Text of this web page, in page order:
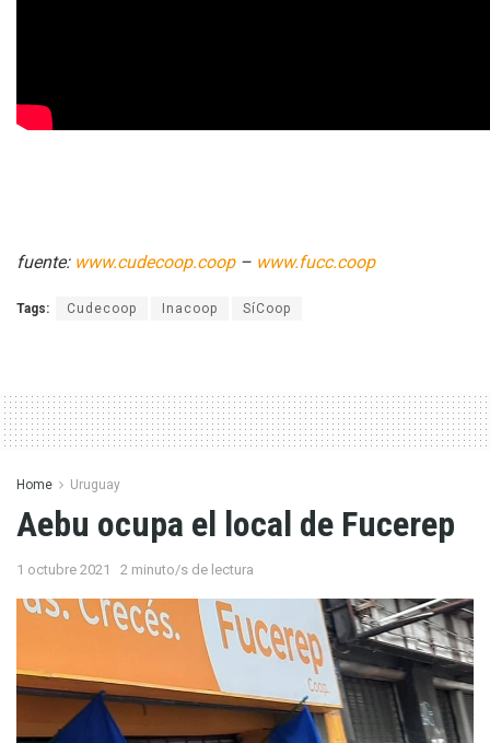
fuente: www.cudecoop.coop– www.fucc.coop
Tags: Cudecoop Inacoop SíCoop
Home Uruguay
Aebu ocupa el local de Fucerep
1 octubre 2021 2 minuto/s de lectura